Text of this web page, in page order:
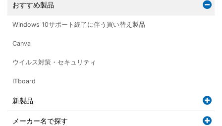
おすすめ製品
Windows 10サポート終了に伴う買い替え製品
Canva
ウイルス対策・セキュリティ
ITboard
新製品
メーカー名で探す